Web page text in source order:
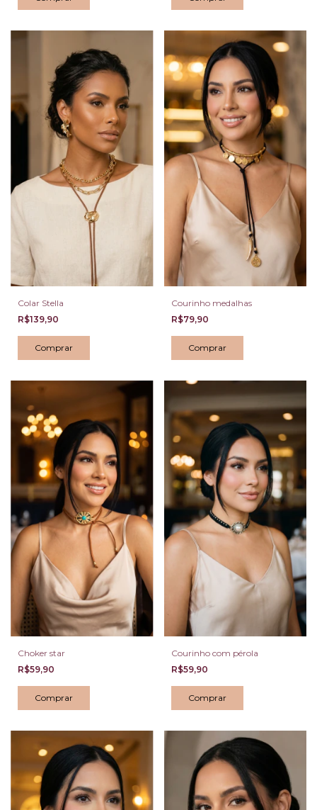
Colar Stella
R$139,90
Courinho medalhas
R$79,90
Choker star
R$59,90
Courinho com pérola
R$59,90
Comprar